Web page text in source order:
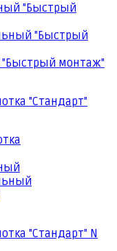
"Быстрый
"Быстрый
"Быстрый монтаж"
"Стандарт"
"Стандарт" N